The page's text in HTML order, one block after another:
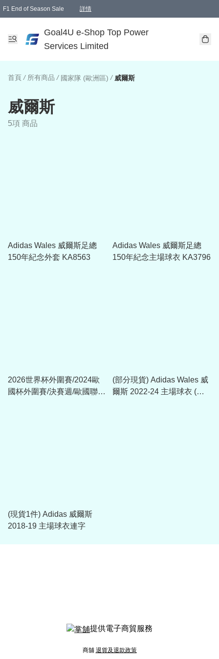
F1 End of Season Sale 詳情
Goal4U e-Shop Top Power
Services Limited
首頁 / 所有商品 / 國家隊 (歐洲區) / 威爾斯
威爾斯
5項 商品
Adidas Wales 威爾斯足總
150年紀念外套 KA8563
Adidas Wales 威爾斯足總
150年紀念主場球衣 KA3796
2026世界杯外圍賽/2024歐
國杯外圍賽/決賽週/歐國聯臂
(部分現貨) Adidas Wales 威
爾斯 2022-24 主場球衣 (附
(現貨1件) Adidas 威爾斯
2018-19 主場球衣連字
提供電子商貿服務
商舖 退貨及退款政策